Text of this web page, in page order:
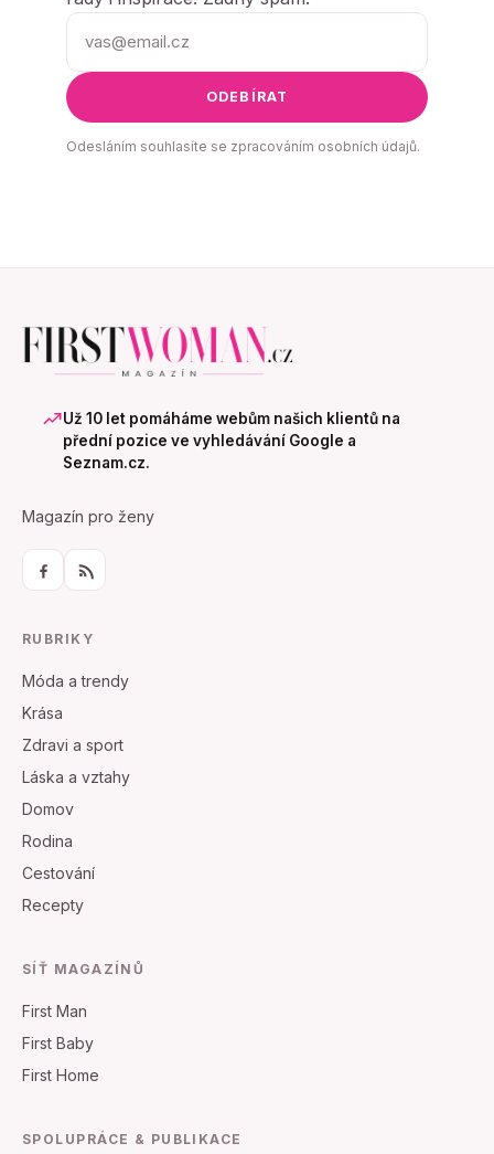
ODEBÍRAT
Odesláním souhlasíte se zpracováním osobních údajů.
Už 10 let pomáháme webům našich klientů na
přední pozice ve vyhledávání Google a
Seznam.cz.
Magazín pro ženy
RUBRIKY
Móda a trendy
Krása
Zdravi a sport
Láska a vztahy
Domov
Rodina
Cestování
Recepty
SÍŤ MAGAZÍNŮ
First Man
First Baby
First Home
SPOLUPRÁCE & PUBLIKACE